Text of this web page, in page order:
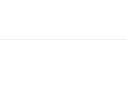
quanto vi costa
in tutto